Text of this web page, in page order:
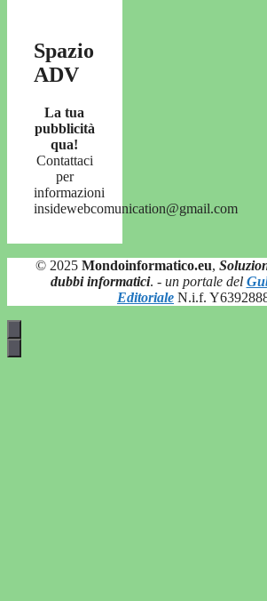
Spazio
ADV
La tua
pubblicità
qua!
Contattaci
per
informazioni
insidewebcomunication@gmail.com
© 2025 Mondoinformatico.eu,
dubbi informatici. - un portale del
Editoriale N.i.f.